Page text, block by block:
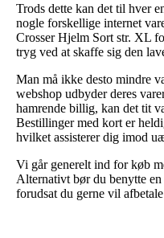
Trods dette kan det til hver
nogle forskellige internet
Crosser Hjelm Sort str. XL
tryg ved at skaffe sig den
Man må ikke desto mindre
webshop udbyder deres
hamrende billig, kan det tit
Bestillinger med kort er
hvilket assisterer dig imod
Vi går generelt ind for køb
Alternativt bør du benytte
forudsat du gerne vil